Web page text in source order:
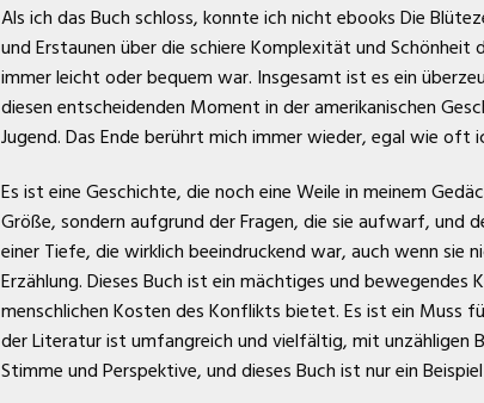
Als ich das Buch schloss, konnte ich nicht ebooks Die
und Erstaunen über die schiere Komplexität und Schönheit
immer leicht oder bequem war. Insgesamt ist es ein
diesen entscheidenden Moment in der amerikanischen
Jugend. Das Ende berührt mich immer wieder, egal wie oft
Es ist eine Geschichte, die noch eine Weile in meinem
Größe, sondern aufgrund der Fragen, die sie aufwarf, und
einer Tiefe, die wirklich beeindruckend war, auch wenn sie
Erzählung. Dieses Buch ist ein mächtiges und
menschlichen Kosten des Konflikts bietet. Es ist ein Muss
der Literatur ist umfangreich und vielfältig, mit unzähligen
Stimme und Perspektive, und dieses Buch ist nur ein